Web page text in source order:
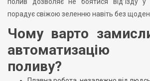
полив дозволяє не боятися від’їзду у
порадує свіжою зеленню навіть без
Чому варто
автоматизацію
поливу?